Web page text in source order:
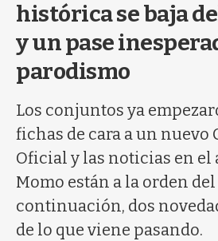
histórica se baja
y un pase
parodismo
Los conjuntos ya
fichas de cara a un nuevo
Oficial y las noticias en el
Momo están a la orden del
continuación, dos
de lo que viene pasando.